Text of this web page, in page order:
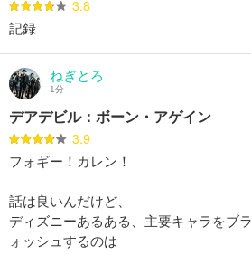
3.8
記録
ねぎとろ
1分
デアデビル：ボーン・アゲイン
3.9
フォギー！カレン！
話は良いんだけど、
ディズニーあるある、主要キャラをブ
ォッシュするのは